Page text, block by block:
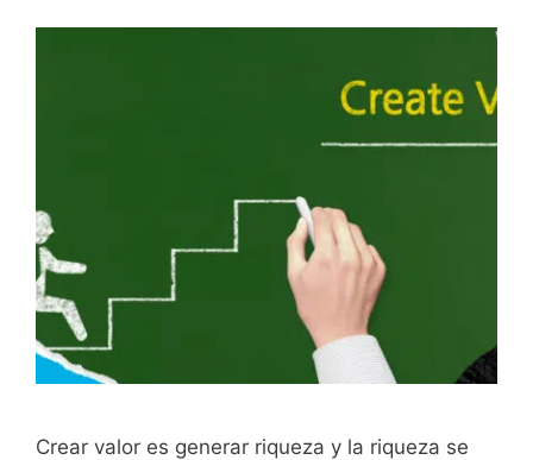
Crear valor es generar riqueza y la riqueza se